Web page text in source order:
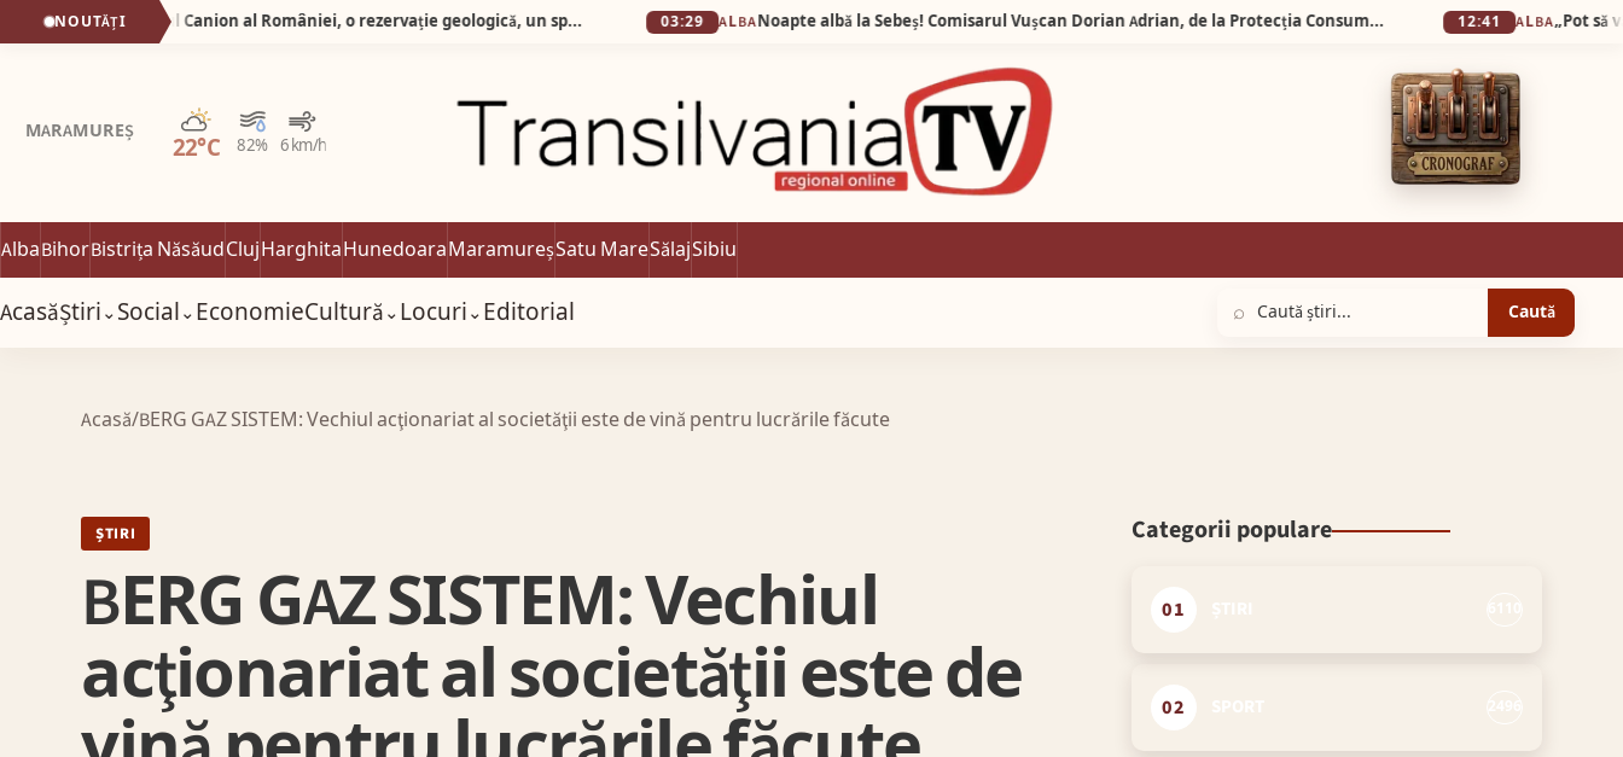
NOUTĂȚI Silva Logistic Services. Micul Canion al României, o rezervație geologică, un spectacol vizual unde timpul și apa au lucrat împreună, sculptând în carnea pământului forme de o frumusețe stranie. 03:29 ALBA Noapte albă la Sebeș! Comisarul Vușcan Dorian Adrian, de la Protecția Consumatorilor, amendat chiar în timpul chefului! Două echipaje de poliție au venit să stingă „festivalul” din curte! 12:41 ALBA
MARAMUREȘ
22°C 82% 6 km/h
Parțial noros
AlbaBihorBistrița NăsăudClujHarghitaHunedoaraMaramureșSatu MareSălajSibiu
AcasăȘtiri⌄Social⌄EconomieCultură⌄Locuri⌄Editorial ⌕ Caută
Acasă/BERG GAZ SISTEM: Vechiul acţionariat al societăţii este de vină pentru lucrările făcute
ȘTIRI
BERG GAZ SISTEM: Vechiul
acţionariat al societăţii este de
Categorii populare
01
02